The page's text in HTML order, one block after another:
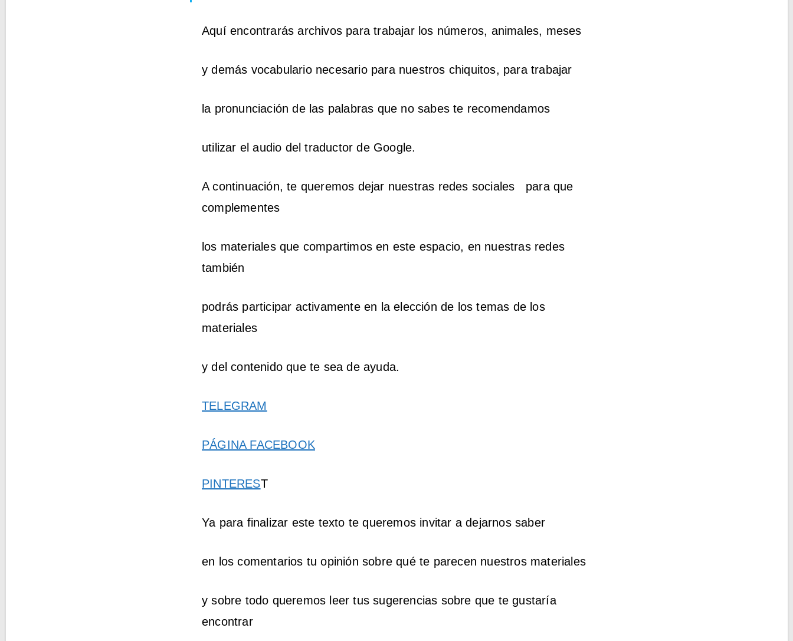
Aquí encontrarás archivos para trabajar los números, animales, meses
y demás vocabulario necesario para nuestros chiquitos, para trabajar
la pronunciación de las palabras que no sabes te recomendamos
utilizar el audio del traductor de Google.
A continuación, te queremos dejar nuestras redes sociales para que
complementes
los materiales que compartimos en este espacio, en nuestras redes
también
podrás participar activamente en la elección de los temas de los
materiales
y del contenido que te sea de ayuda.
TELEGRAM
PÁGINA FACEBOOK
PINTEREST
Ya para finalizar este texto te queremos invitar a dejarnos saber
en los comentarios tu opinión sobre qué te parecen nuestros materiales
y sobre todo queremos leer tus sugerencias sobre que te gustaría
encontrar